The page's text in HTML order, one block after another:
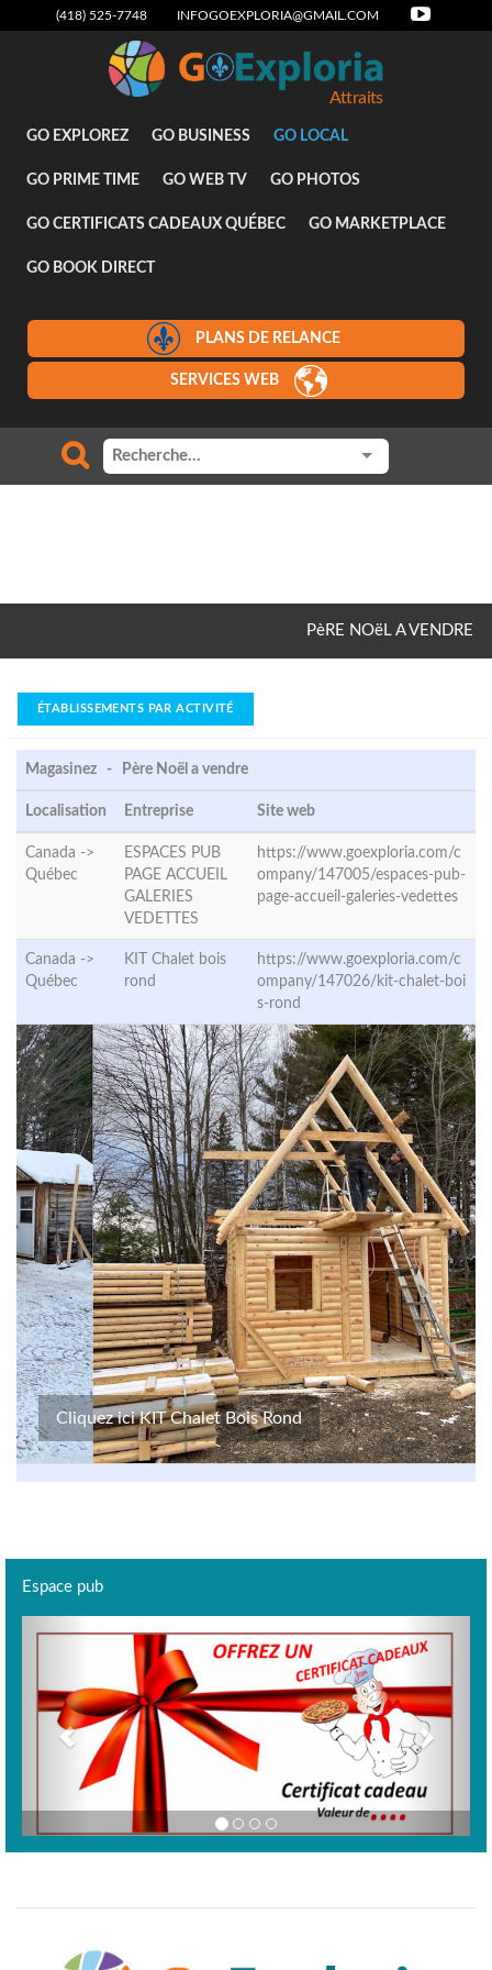
(418) 525-7748 INFOGOEXPLORIA@GMAIL.COM
Attraits
GO EXPLOREZ GO BUSINESS GO LOCAL
GO PRIME TIME GO WEB TV GO PHOTOS
GO CERTIFICATS CADEAUX QUÉBEC GO MARKETPLACE
GO BOOK DIRECT
PLANS DE RELANCE
SERVICES WEB
PèRE NOëL A VENDRE
ÉTABLISSEMENTS PAR ACTIVITÉ
Magasinez - Père Noël a vendre
Localisation Entreprise Site web
Canada ->
Québec
ESPACES PUB
PAGE ACCUEIL
GALERIES
VEDETTES
https://www.goexploria.com/c
ompany/147005/espaces-pub-
page-accueil-galeries-vedettes
Canada ->
Québec
KIT Chalet bois
rond
https://www.goexploria.com/c
ompany/147026/kit-chalet-boi
s-rond
Cliquez ici KIT Chalet Bois Rond
Espace pub